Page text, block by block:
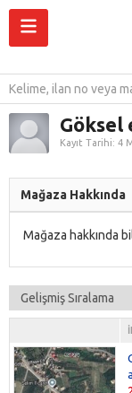
Göksel
Kayıt Tarihi: 4
Mağaza Hakkında
Mağaza hakkında